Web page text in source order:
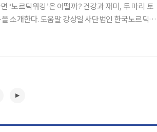
‘노르딕워킹’은 어떨까? 건강과 재미, 두 마리 토
소개한다. 도움말 강상일 사단법인 한국노르딕워